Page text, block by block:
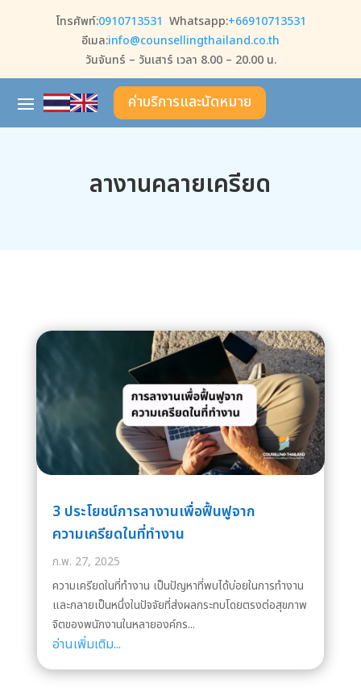
โทรศัพท์:0910713531 Whatsapp:+66910713531
อีเมล:info@counsellingthailand.co.th
วันจันทร์ – วันเสาร์ เวลา 8.00 – 20.00 น.
ค่าบริการและนัดหมาย
ลางานคลายเครียด
3 ประโยชน์การลางานเพื่อฟื้นฟูจาก
ความเครียดในที่ทำงาน
ก.พ. 27, 2025
ความเครียดในที่ทำงาน เป็นปัญหาที่พบได้บ่อยในการทำงาน
และกลายเป็นหนึ่งในปัจจัยที่ส่งผลกระทบโดยตรงต่อสุขภาพ
จิตของพนักงานในหลายองค์กร...
อ่านเพิ่มเติม...